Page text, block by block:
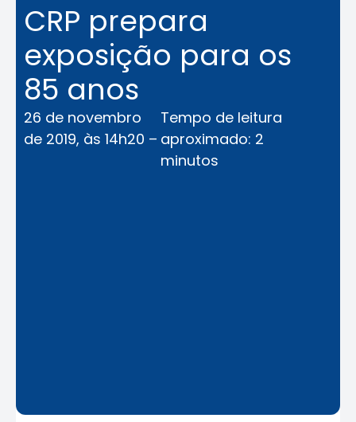
CRP prepara
exposição para os
85 anos
26 de novembro
de 2019, às 14h20 –
Tempo de leitura
aproximado: 2
minutos